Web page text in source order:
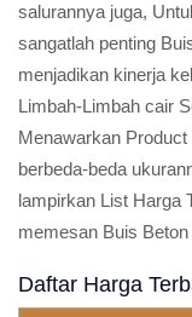
salurannya juga,
sangatlah penting
menjadikan kinerja
Limbah-Limbah cair
Menawarkan
berbeda-beda
lampirkan List Harga
memesan Buis
Daftar Harga